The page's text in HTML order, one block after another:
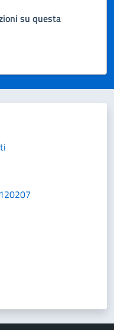
su questa
5